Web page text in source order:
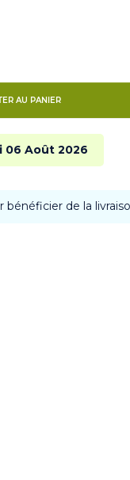
AU PANIER
06 Août 2026
bénéficier de la